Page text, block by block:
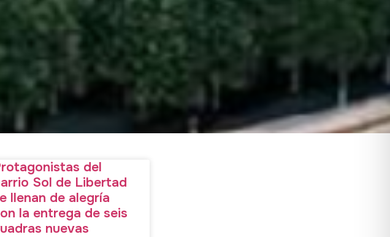
del
Sol de Libertad
llenan de alegría
la entrega de seis
nuevas